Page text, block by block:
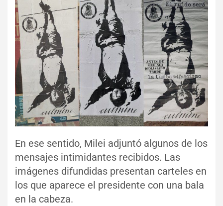
En ese sentido, Milei adjuntó algunos de los
mensajes intimidantes recibidos. Las
imágenes difundidas presentan carteles en
los que aparece el presidente con una bala
en la cabeza.